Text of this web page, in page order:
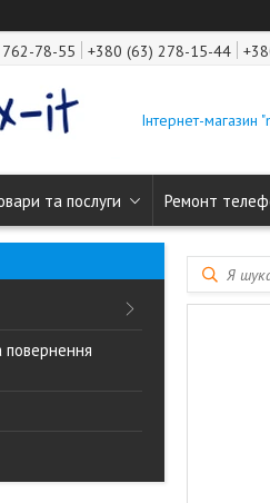
78-55 +380 (63) 278-15-44
Інтернет-магазин
та послуги Ремонт
повернення